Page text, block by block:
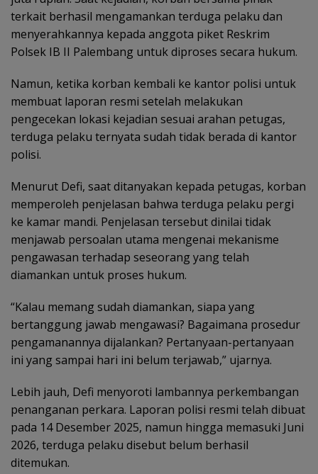
terkait berhasil mengamankan terduga pelaku dan
menyerahkannya kepada anggota piket Reskrim
Polsek IB II Palembang untuk diproses secara hukum.
Namun, ketika korban kembali ke kantor polisi untuk
membuat laporan resmi setelah melakukan
pengecekan lokasi kejadian sesuai arahan petugas,
terduga pelaku ternyata sudah tidak berada di kantor
polisi.
Menurut Defi, saat ditanyakan kepada petugas, korban
memperoleh penjelasan bahwa terduga pelaku pergi
ke kamar mandi. Penjelasan tersebut dinilai tidak
menjawab persoalan utama mengenai mekanisme
pengawasan terhadap seseorang yang telah
diamankan untuk proses hukum.
“Kalau memang sudah diamankan, siapa yang
bertanggung jawab mengawasi? Bagaimana prosedur
pengamanannya dijalankan? Pertanyaan-pertanyaan
ini yang sampai hari ini belum terjawab,” ujarnya.
Lebih jauh, Defi menyoroti lambannya perkembangan
penanganan perkara. Laporan polisi resmi telah dibuat
pada 14 Desember 2025, namun hingga memasuki Juni
2026, terduga pelaku disebut belum berhasil
ditemukan.